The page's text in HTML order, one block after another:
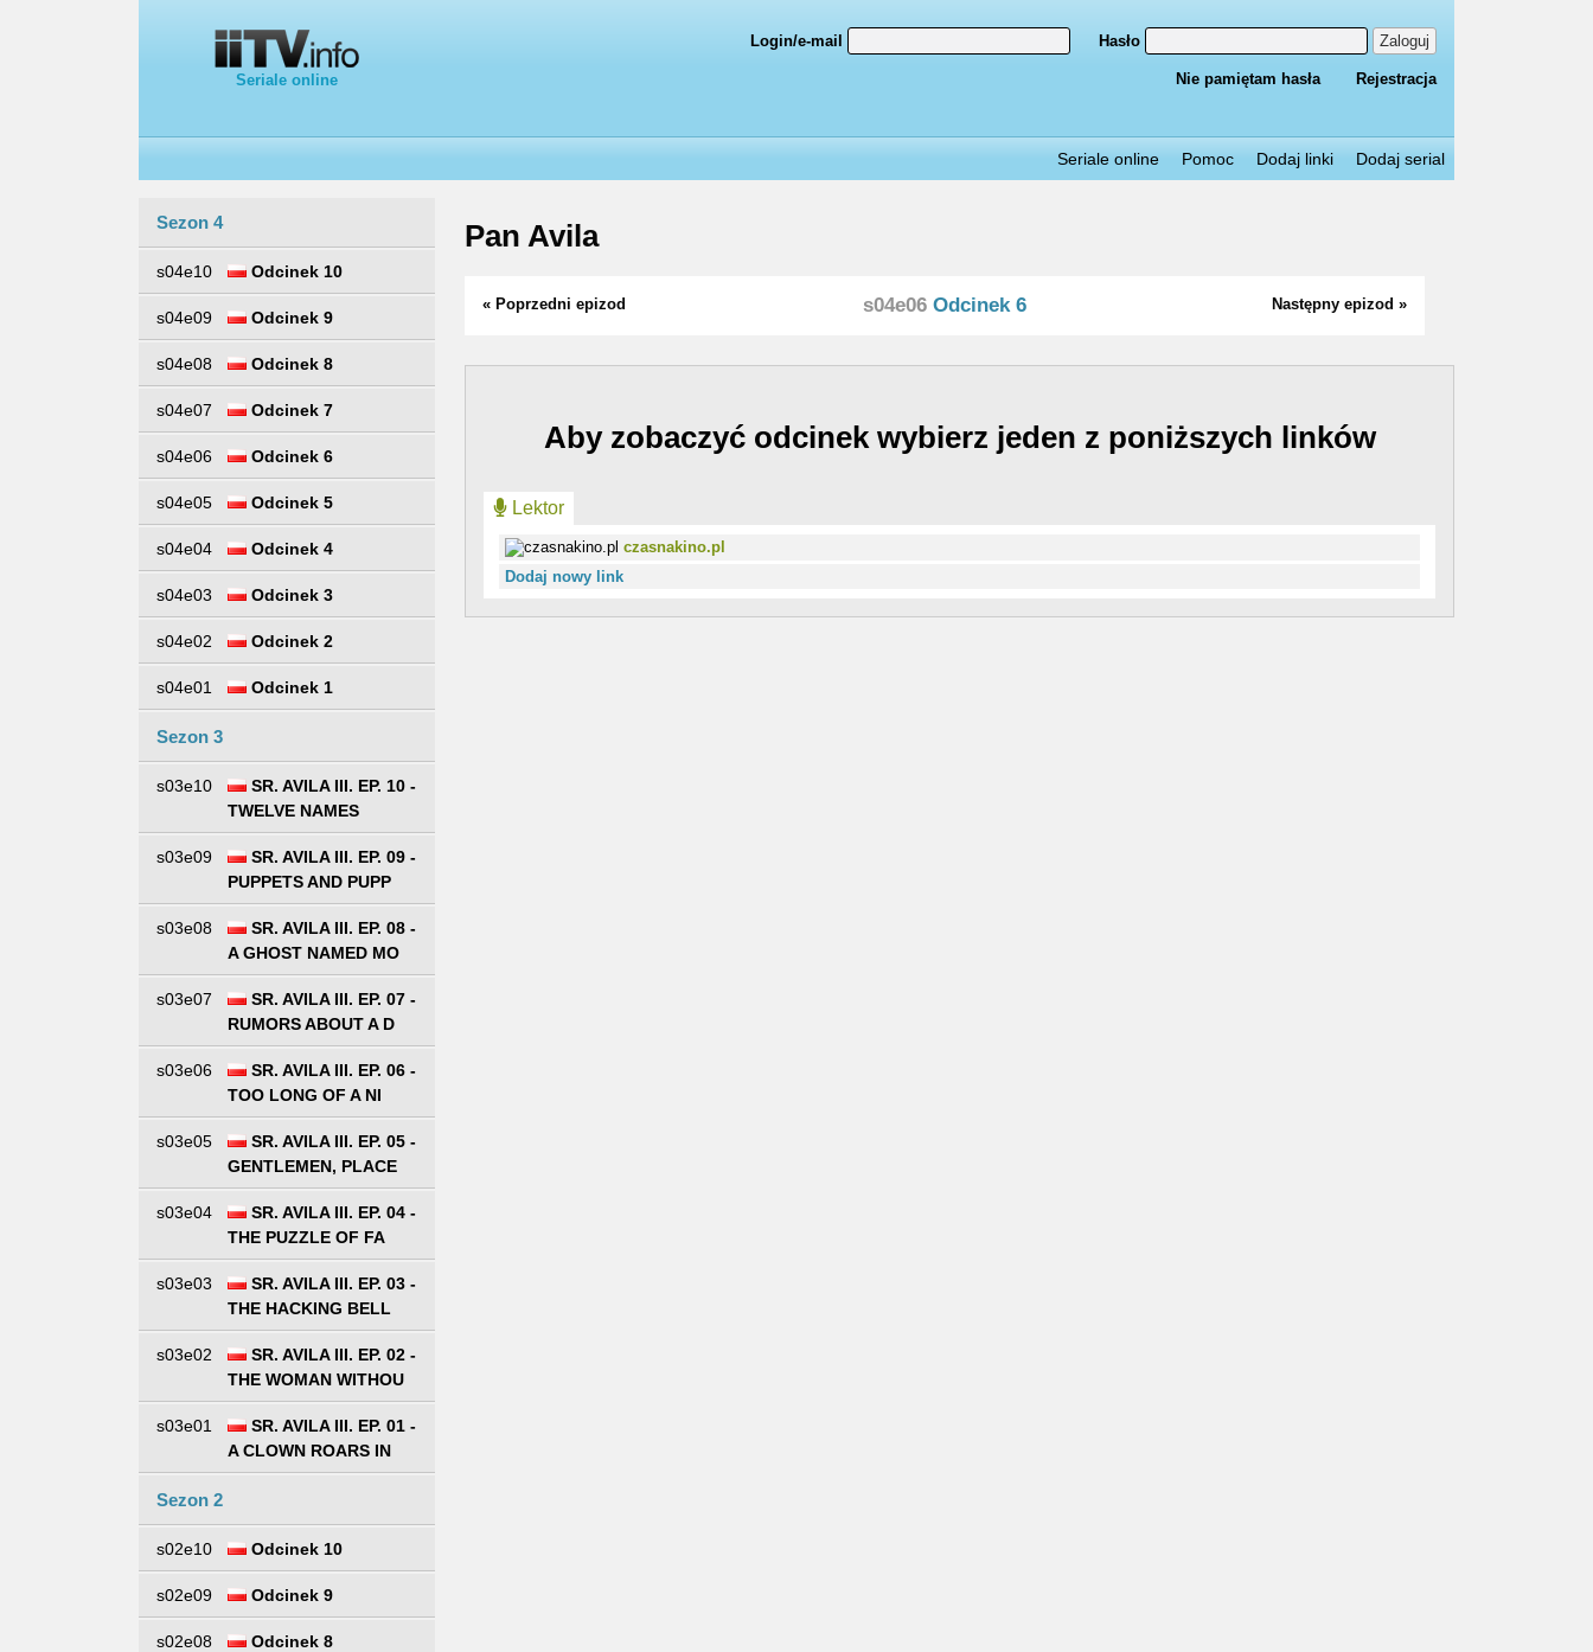
Seriale online
Login/e-mail Hasło Zaloguj
Nie pamiętam hasła Rejestracja
Seriale online Pomoc Dodaj linki Dodaj serial
Sezon 4
s04e10 Odcinek 10
s04e09 Odcinek 9
s04e08 Odcinek 8
s04e07 Odcinek 7
s04e06 Odcinek 6
s04e05 Odcinek 5
s04e04 Odcinek 4
s04e03 Odcinek 3
s04e02 Odcinek 2
s04e01 Odcinek 1
Sezon 3
s03e10
SR. AVILA III. EP. 10 -
TWELVE NAMES
s03e09
SR. AVILA III. EP. 09 -
PUPPETS AND PUPP
s03e08
SR. AVILA III. EP. 08 -
A GHOST NAMED MO
s03e07
SR. AVILA III. EP. 07 -
RUMORS ABOUT A D
s03e06
SR. AVILA III. EP. 06 -
TOO LONG OF A NI
s03e05
SR. AVILA III. EP. 05 -
GENTLEMEN, PLACE
s03e04
SR. AVILA III. EP. 04 -
THE PUZZLE OF FA
s03e03
SR. AVILA III. EP. 03 -
THE HACKING BELL
s03e02
SR. AVILA III. EP. 02 -
THE WOMAN WITHOU
s03e01
SR. AVILA III. EP. 01 -
A CLOWN ROARS IN
Sezon 2
s02e10 Odcinek 10
s02e09 Odcinek 9
s02e08 Odcinek 8
Pan Avila
« Poprzedni epizod Następny epizod »
s04e06 Odcinek 6
Aby zobaczyć odcinek wybierz jeden z poniższych linków
Lektor
czasnakino.pl
Dodaj nowy link